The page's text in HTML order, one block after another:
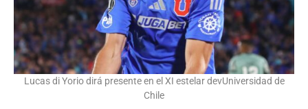
Lucas di Yorio dirá presente en el XI estelar devUniversidad de
Chile